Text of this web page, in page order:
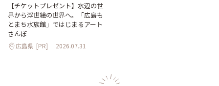
【チケットプレゼント】水辺の世
界から浮世絵の世界へ。「広島も
とまち水族館」ではじまるアート
さんぽ
広島県 [PR] 2026.07.31